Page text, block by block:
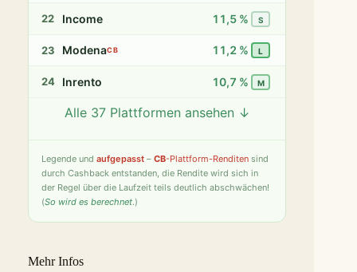
22 Income 11,5 % S
23 ModenaCB 11,2 % L
24 Inrento 10,7 % M
Twino 9,8 %
27 PeerBerry 9,2 % S
28 Bondster
Alle 37 Plattformen ansehen ↓
Legende und aufgepasst – CB-Plattform-Renditen sind
durch Cashback entstanden, die Rendite wird sich in
der Regel über die Laufzeit teils deutlich abschwächen!
(So wird es berechnet.)
Mehr Infos